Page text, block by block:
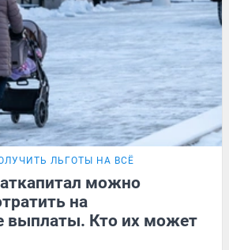
ЛЬГОТЫ НА ВСЁ
можно
на
выплаты. Кто их может